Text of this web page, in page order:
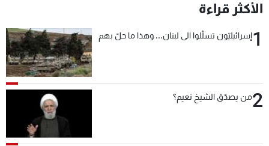
الأكثر قراءة
1إسرائيليّون تسلّلوا الى لبنان... وهذا ما حلّ بهم
2من يصدّق الشيخ نعيم؟